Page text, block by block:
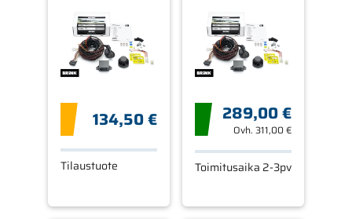
134,50 €
Tilaustuote
289,00 €
Ovh.311,00 €
Toimitusaika 2-3pv